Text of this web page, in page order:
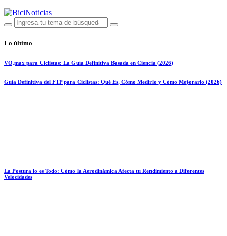
Lo último
VO₂max para Ciclistas: La Guía Definitiva Basada en Ciencia (2026)
Guía Definitiva del FTP para Ciclistas: Qué Es, Cómo Medirlo y Cómo Mejorarlo (2026)
La Postura lo es Todo: Cómo la Aerodinámica Afecta tu Rendimiento a Diferentes
Velocidades